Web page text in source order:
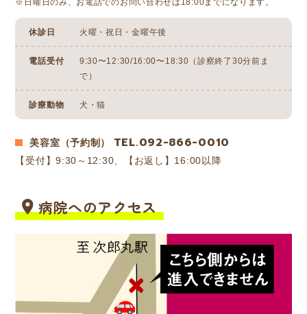
休診日 火曜・祝日・金曜午後
電話受付
9:30〜12:30/16:00〜18:30（診察終了30分前ま
で）
診療動物 犬・猫
美容室（予約制） TEL.092-866-0010
【受付】9:30～12:30、【お返し】16:00以降
病院へのアクセス